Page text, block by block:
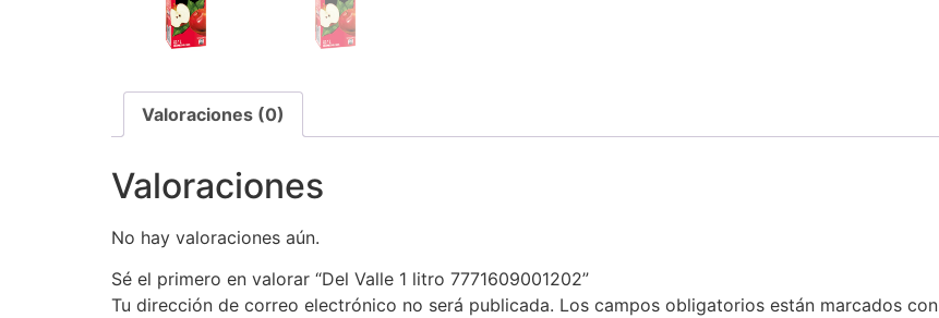
Valoraciones (0)
Valoraciones
No hay valoraciones aún.
Sé el primero en valorar “Del Valle 1 litro 7771609001202”
Tu dirección de correo electrónico no será publicada. Los campos obligatorios están marcados con